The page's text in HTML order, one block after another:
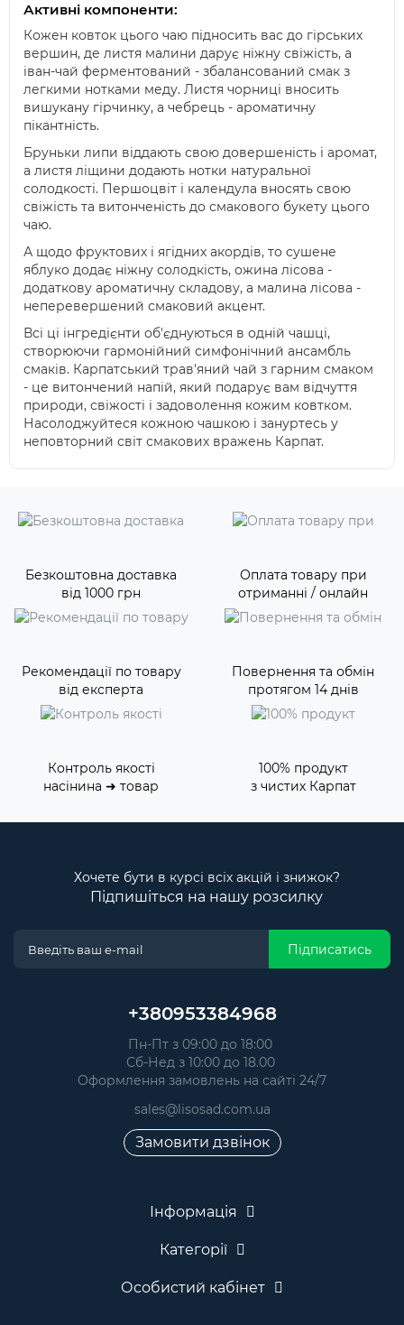
Активні компоненти:
Кожен ковток цього чаю підносить вас до гірських
вершин, де листя малини дарує ніжну свіжість, а
іван-чай ферментований - збалансований смак з
легкими нотками меду. Листя чорниці вносить
вишукану гірчинку, а чебрець - ароматичну
пікантність.
Бруньки липи віддають свою довершеність і аромат,
а листя ліщини додають нотки натуральної
солодкості. Першоцвіт і календула вносять свою
свіжість та витонченість до смакового букету цього
чаю.
А щодо фруктових і ягідних акордів, то сушене
яблуко додає ніжну солодкість, ожина лісова -
додаткову ароматичну складову, а малина лісова -
неперевершений смаковий акцент.
Всі ці інгредієнти об'єднуються в одній чашці,
створюючи гармонійний симфонічний ансамбль
смаків. Карпатський трав'яний чай з гарним смаком
- це витончений напій, який подарує вам відчуття
природи, свіжості і задоволення кожим ковтком.
Насолоджуйтеся кожною чашкою і зануртесь у
неповторний світ смакових вражень Карпат.
Безкоштовна доставка
від 1000 грн
Оплата товару при
отриманні / онлайн
Рекомендації по товару
від експерта
Повернення та обмін
протягом 14 днів
Контроль якості
насінина ➜ товар
100% продукт
з чистих Карпат
Хочете бути в курсі всіх акцій і знижок?
Підпишіться на нашу розсилку
Підписатись
+380953384968
Пн-Пт з 09:00 до 18:00
Сб-Нед з 10:00 до 18.00
Оформлення замовлень на сайті 24/7
sales@lisosad.com.ua
Замовити дзвінок
Інформація
Категорії
Особистий кабінет